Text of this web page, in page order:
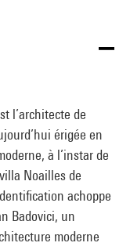
l’architecte de
érigée en
à l’instar de
Noailles de
achoppe
Badovici, un
moderne